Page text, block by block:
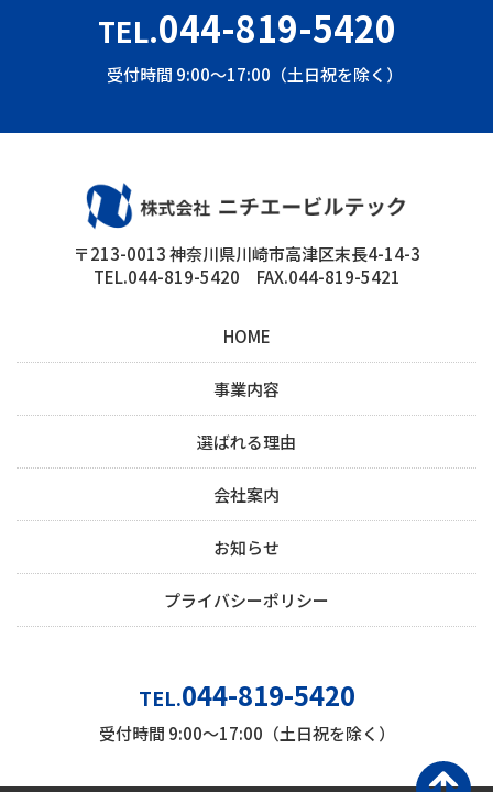
TEL.044-819-5420
受付時間 9:00～17:00（土日祝を除く）
〒213-0013 神奈川県川崎市高津区末長4-14-3
TEL.044-819-5420 FAX.044-819-5421
HOME
事業内容
選ばれる理由
会社案内
お知らせ
プライバシーポリシー
TEL.044-819-5420
受付時間 9:00～17:00（土日祝を除く）